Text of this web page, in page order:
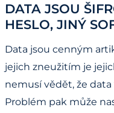
DATA JSOU
HESLO, JINÝ
Data jsou cenným
jejich zneužitím je
nemusí vědět, že
Problém pak může